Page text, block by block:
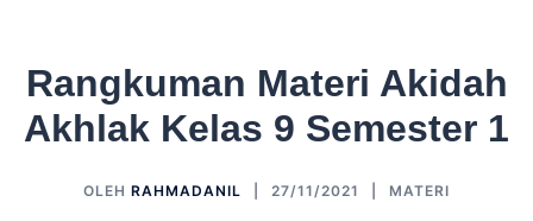
Rangkuman Materi Akidah
Akhlak Kelas 9 Semester 1
OLEH RAHMADANIL 27/11/2021 MATERI